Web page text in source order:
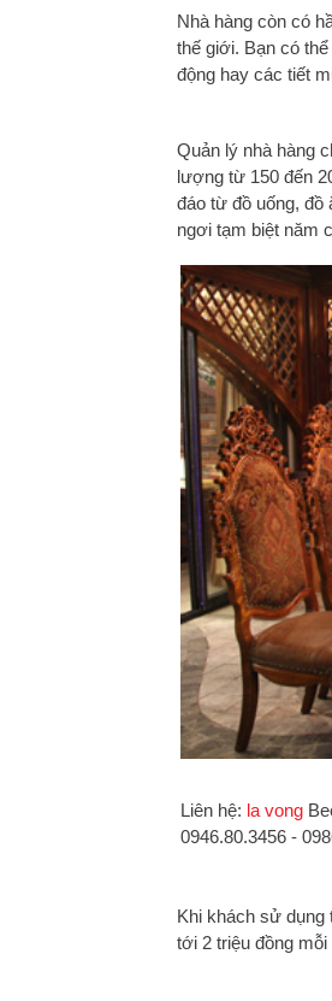
Nhà hàng còn có
thế giới. Bạn có
động hay các tiết
Quản lý nhà hàng
lượng từ 150 đến
đáo từ đồ uống,
ngơi tạm biệt năm
Liên hệ: la vong
0946.80.3456 -
Khi khách sử dụng
tới 2 triệu đồng